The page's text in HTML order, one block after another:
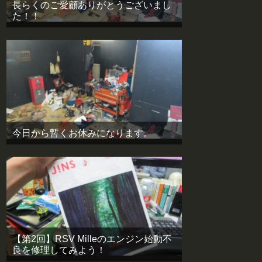
長らくのご愛顧ありがとうございまし
た！！
今日から暫くお休みになります。
【第2回】RSV Milleのエンジン始動不
良を修理してみよう！